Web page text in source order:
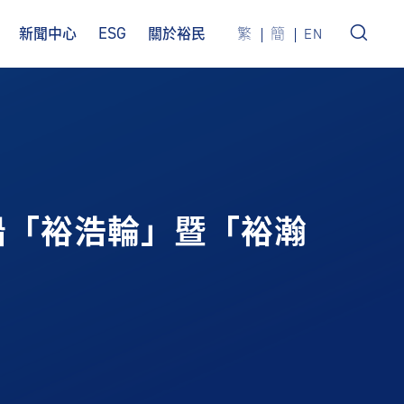
新聞中心 ESG 關於裕民 繁 簡 EN
裕浩輪」暨「裕瀚